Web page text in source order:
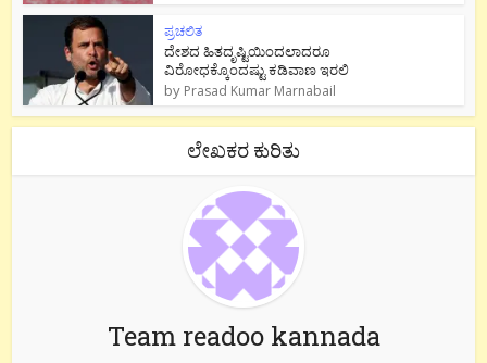
ಪ್ರಚಲಿತ
ದೇಶದ ಹಿತದೃಷ್ಟಿಯಿಂದಲಾದರೂ
ವಿರೋಧಕ್ಕೊಂದಷ್ಟು ಕಡಿವಾಣ ಇರಲಿ
by Prasad Kumar Marnabail
ಲೇಖಕರ ಕುರಿತು
Team readoo kannada